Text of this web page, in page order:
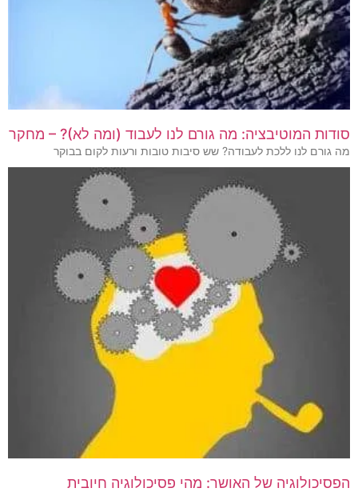
סודות המוטיבציה: מה גורם לנו לעבוד (ומה לא)? – מחקר
מה גורם לנו ללכת לעבודה? שש סיבות טובות ורעות לקום בבוקר
הפסיכולוגיה של האושר: מהי פסיכולוגיה חיובית